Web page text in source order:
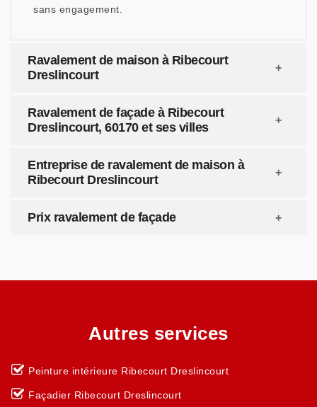
sans engagement.
Ravalement de maison à Ribecourt
Dreslincourt
Ravalement de façade à Ribecourt
Dreslincourt, 60170 et ses villes
Entreprise de ravalement de maison à
Ribecourt Dreslincourt
Prix ravalement de façade
Autres services
Peinture intérieure Ribecourt Dreslincourt
Façadier Ribecourt Dreslincourt